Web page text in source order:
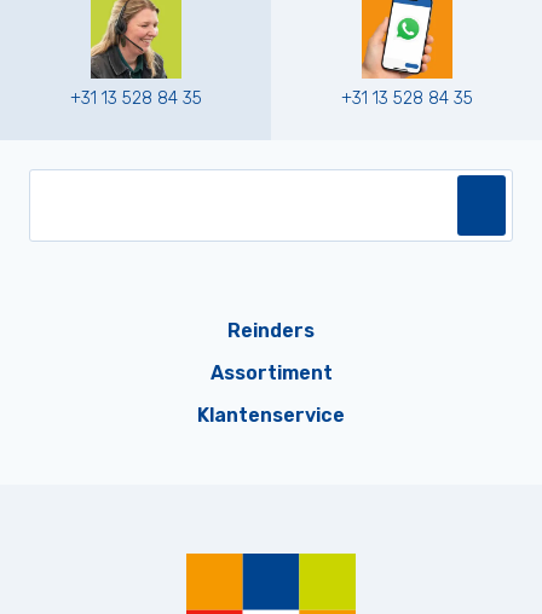
+31 13 528 84 35 +31 13 528 84 35
Reinders
Assortiment
Klantenservice